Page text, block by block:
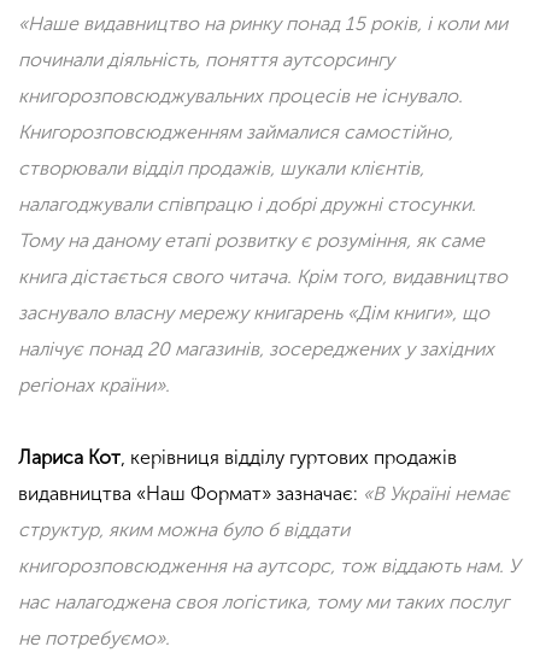
«Наше видавництво на ринку понад 15 років, і коли ми
починали діяльність, поняття аутсорсингу
книгорозповсюджувальних процесів не існувало.
Книгорозповсюдженням займалися самостійно,
створювали відділ продажів, шукали клієнтів,
налагоджували співпрацю і добрі дружні стосунки.
Тому на даному етапі розвитку є розуміння, як саме
книга дістається свого читача. Крім того, видавництво
заснувало власну мережу книгарень «Дім книги», що
налічує понад 20 магазинів, зосереджених у західних
регіонах країни».
Лариса Кот, керівниця відділу гуртових продажів
видавництва «Наш Формат» зазначає: «В Україні немає
структур, яким можна було б віддати
книгорозповсюдження на аутсорс, тож віддають нам. У
нас налагоджена своя логістика, тому ми таких послуг
не потребуємо».